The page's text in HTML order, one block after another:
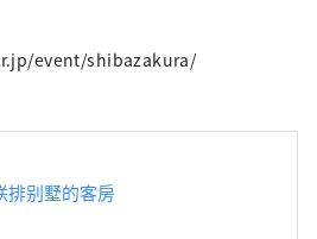
event/shibazakura/
排别墅的客房